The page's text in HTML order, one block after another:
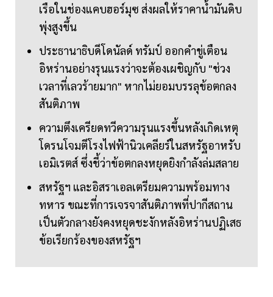
เรือในช่องแคบฮอร์มุซ ส่งผลให้ราคาน้ำมันดิบ
พุ่งสูงขึ้น
ประธานาธิบดีโดนัลด์ ทรัมป์ ออกคำขู่เตือน
อิหร่านอย่างรุนแรงว่าจะต้องเผชิญกับ "ช่วง
เวลาที่เลวร้ายมาก" หากไม่ยอมบรรลุข้อตกลง
สันติภาพ
ความตึงเครียดทวีความรุนแรงขึ้นหลังเกิดเหตุ
โดรนโจมตีโรงไฟฟ้านิวเคลียร์ในสหรัฐอาหรับ
เอมิเรตส์ ซึ่งชี้ว่าข้อตกลงหยุดยิงกำลังล่มสลาย
สหรัฐฯ และอิสราเอลเตรียมความพร้อมทาง
ทหาร ขณะที่การเจรจาสันติภาพที่ปากีสถาน
เป็นตัวกลางยังคงหยุดชะงักหลังอิหร่านปฏิเสธ
ข้อเรียกร้องของสหรัฐฯ